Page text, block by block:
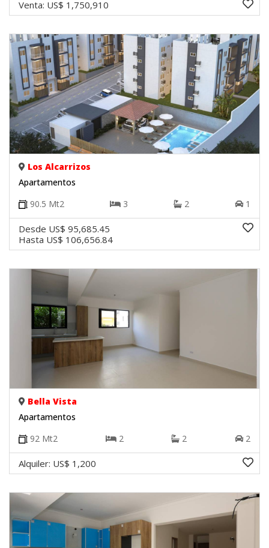
Venta: US$ 1,750,910
Los Alcarrizos
Apartamentos
90.5 Mt2 3 2 1
Desde US$ 95,685.45
Hasta US$ 106,656.84
Bella Vista
Apartamentos
92 Mt2 2 2 2
Alquiler: US$ 1,200